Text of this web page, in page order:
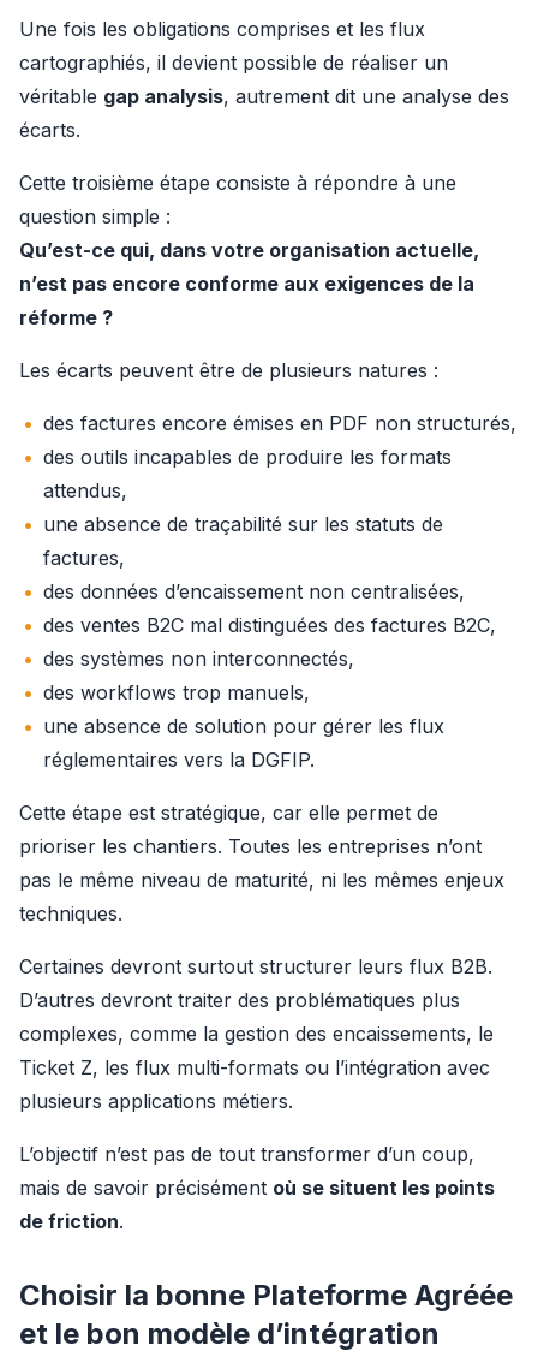
Une fois les obligations comprises et les flux
cartographiés, il devient possible de réaliser un
véritable gap analysis, autrement dit une analyse des
écarts.
Cette troisième étape consiste à répondre à une
question simple :
Qu’est-ce qui, dans votre organisation actuelle,
n’est pas encore conforme aux exigences de la
réforme ?
Les écarts peuvent être de plusieurs natures :
des factures encore émises en PDF non structurés,
des outils incapables de produire les formats
attendus,
une absence de traçabilité sur les statuts de
factures,
des données d’encaissement non centralisées,
des ventes B2C mal distinguées des factures B2C,
des systèmes non interconnectés,
des workflows trop manuels,
une absence de solution pour gérer les flux
réglementaires vers la DGFIP.
Cette étape est stratégique, car elle permet de
prioriser les chantiers. Toutes les entreprises n’ont
pas le même niveau de maturité, ni les mêmes enjeux
techniques.
Certaines devront surtout structurer leurs flux B2B.
D’autres devront traiter des problématiques plus
complexes, comme la gestion des encaissements, le
Ticket Z, les flux multi-formats ou l’intégration avec
plusieurs applications métiers.
L’objectif n’est pas de tout transformer d’un coup,
mais de savoir précisément où se situent les points
de friction.
Choisir la bonne Plateforme Agréée
et le bon modèle d’intégration